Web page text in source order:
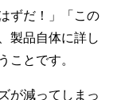
ずだ！」「この
製品自体に詳し
とです。
が減ってしまっ